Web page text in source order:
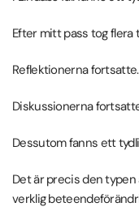
Efter mitt pass tog flera
Reflektionerna fortsatte.
Diskussionerna
Dessutom fanns ett
Det är precis den
verklig